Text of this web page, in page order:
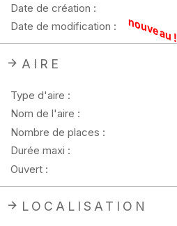
Date de création :
Date de modification :
nouveau !
AIRE
Type d'aire :
Nom de l'aire :
Nombre de places :
Durée maxi :
Ouvert :
LOCALISATION